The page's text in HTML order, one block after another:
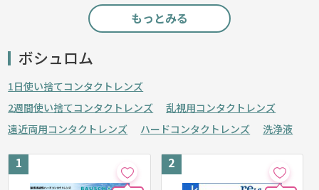
もっとみる
ボシュロム
1日使い捨てコンタクトレンズ
2週間使い捨てコンタクトレンズ
乱視用コンタクトレンズ
遠近両用コンタクトレンズ
ハードコンタクトレンズ 洗浄液